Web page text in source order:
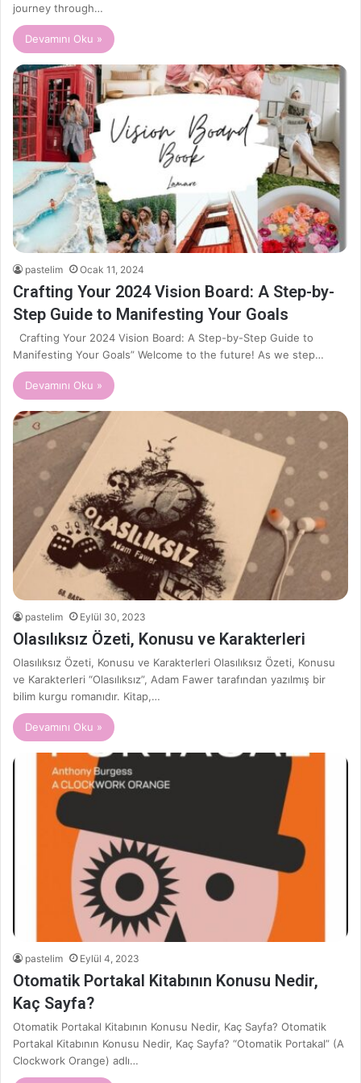
journey through…
Devamını Oku »
pastelim Ocak 11, 2024
Crafting Your 2024 Vision Board: A Step-by-
Step Guide to Manifesting Your Goals
Crafting Your 2024 Vision Board: A Step-by-Step Guide to
Manifesting Your Goals” Welcome to the future! As we step…
Devamını Oku »
pastelim Eylül 30, 2023
Olasılıksız Özeti, Konusu ve Karakterleri
Olasılıksız Özeti, Konusu ve Karakterleri Olasılıksız Özeti, Konusu
ve Karakterleri “Olasılıksız”, Adam Fawer tarafından yazılmış bir
bilim kurgu romanıdır. Kitap,…
Devamını Oku »
pastelim Eylül 4, 2023
Otomatik Portakal Kitabının Konusu Nedir,
Kaç Sayfa?
Otomatik Portakal Kitabının Konusu Nedir, Kaç Sayfa? Otomatik
Portakal Kitabının Konusu Nedir, Kaç Sayfa? “Otomatik Portakal” (A
Clockwork Orange) adlı…